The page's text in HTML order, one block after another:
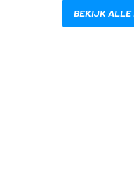
BEKIJK ALLE